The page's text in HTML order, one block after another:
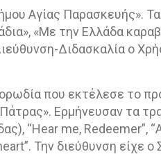
Αγίας Παρασκευής».
«Με την Ελλάδα
Διδασκαλία ο
που εκτέλεσε το
Ερμήνευσαν τα
“Hear me, Redeemer”, “
”. Την διεύθυνση είχε